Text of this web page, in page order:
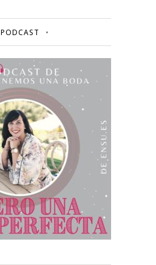
PODCAST